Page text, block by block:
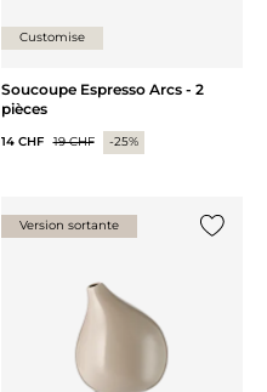
Customise
Soucoupe Espresso Arcs - 2
pièces
14 CHF 19 CHF -25%
Version sortante